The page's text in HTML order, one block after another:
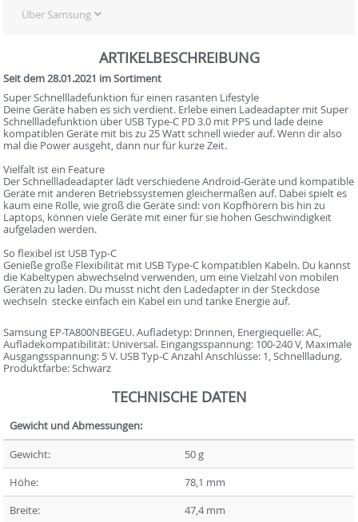
Über Samsung
ARTIKELBESCHREIBUNG
Seit dem 28.01.2021 im Sortiment
Super Schnellladefunktion für einen rasanten Lifestyle
Deine Geräte haben es sich verdient. Erlebe einen Ladeadapter mit Super
Schnellladefunktion über USB Type-C PD 3.0 mit PPS und lade deine
kompatiblen Geräte mit bis zu 25 Watt schnell wieder auf. Wenn dir also
mal die Power ausgeht, dann nur für kurze Zeit.
Vielfalt ist ein Feature
Der Schnellladeadapter lädt verschiedene Android-Geräte und kompatible
Geräte mit anderen Betriebssystemen gleichermaßen auf. Dabei spielt es
kaum eine Rolle, wie groß die Geräte sind: von Kopfhörern bis hin zu
Laptops, können viele Geräte mit einer für sie hohen Geschwindigkeit
aufgeladen werden.
So flexibel ist USB Typ-C
Genieße große Flexibilität mit USB Type-C kompatiblen Kabeln. Du kannst
die Kabeltypen abwechselnd verwenden, um eine Vielzahl von mobilen
Geräten zu laden. Du musst nicht den Ladedapter in der Steckdose
wechseln  stecke einfach ein Kabel ein und tanke Energie auf.
Samsung EP-TA800NBEGEU. Aufladetyp: Drinnen, Energiequelle: AC,
Aufladekompatibilität: Universal. Eingangsspannung: 100-240 V, Maximale
Ausgangsspannung: 5 V. USB Typ-C Anzahl Anschlüsse: 1, Schnellladung.
Produktfarbe: Schwarz
TECHNISCHE DATEN
Gewicht und Abmessungen:
Gewicht:
50 g
Höhe:
78,1 mm
Breite:
47,4 mm